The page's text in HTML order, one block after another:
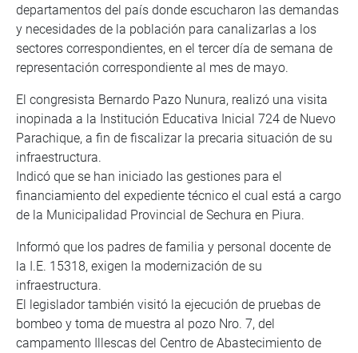
departamentos del país donde escucharon las demandas
y necesidades de la población para canalizarlas a los
sectores correspondientes, en el tercer día de semana de
representación correspondiente al mes de mayo.
El congresista Bernardo Pazo Nunura, realizó una visita
inopinada a la Institución Educativa Inicial 724 de Nuevo
Parachique, a fin de fiscalizar la precaria situación de su
infraestructura.
Indicó que se han iniciado las gestiones para el
financiamiento del expediente técnico el cual está a cargo
de la Municipalidad Provincial de Sechura en Piura.
Informó que los padres de familia y personal docente de
la I.E. 15318, exigen la modernización de su
infraestructura.
El legislador también visitó la ejecución de pruebas de
bombeo y toma de muestra al pozo Nro. 7, del
campamento Illescas del Centro de Abastecimiento de